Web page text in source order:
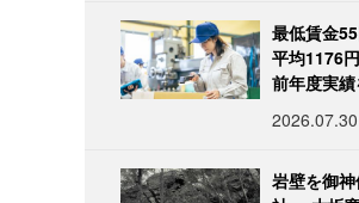
最低賃金
平均1176
前年度実
2026.07.30
岩壁を御